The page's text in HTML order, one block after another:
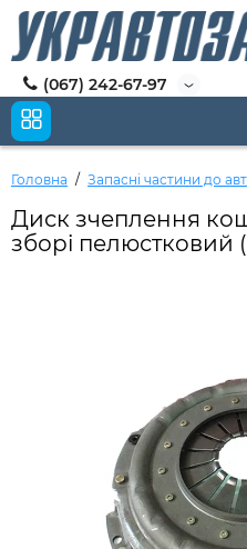
(067) 242-67-97
Головна Запасні частини до
Диск зчеплення
зборі пелюстковий